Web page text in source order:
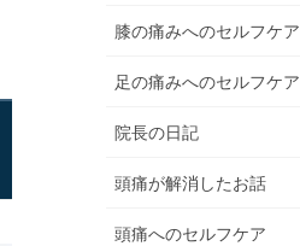
膝の痛みへのセルフケア
足の痛みへのセルフケア
院長の日記
頭痛が解消したお話
頭痛へのセルフケア